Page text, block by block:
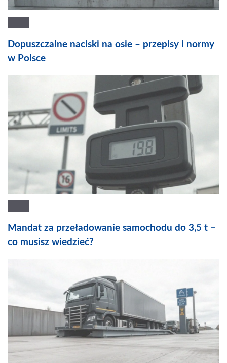
Dopuszczalne naciski na osie – przepisy i normy
w Polsce
Mandat za przeładowanie samochodu do 3,5 t –
co musisz wiedzieć?